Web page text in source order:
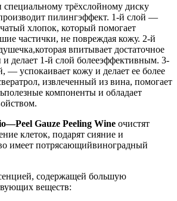
специальному трёхслойному диску
пилингэффект. 1-й слой —
хлопок, который помогает
частички, не повреждая кожу. 2-й
впитывает достаточное
и делает 1-й слой болееэффективным. 3-
успокаивает кожу и делает ее более
извлеченный из вина, помогает
компоненты и обладает
—Peel Gauze Peeling Wine очистят
клеток, подарят сияние и
имеет потрясающийвиноградный
содержащей большую
веществ: